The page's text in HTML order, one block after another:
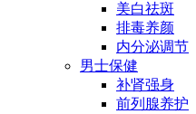
美白祛斑
排毒养颜
内分泌调节
男士保健
补肾强身
前列腺养护